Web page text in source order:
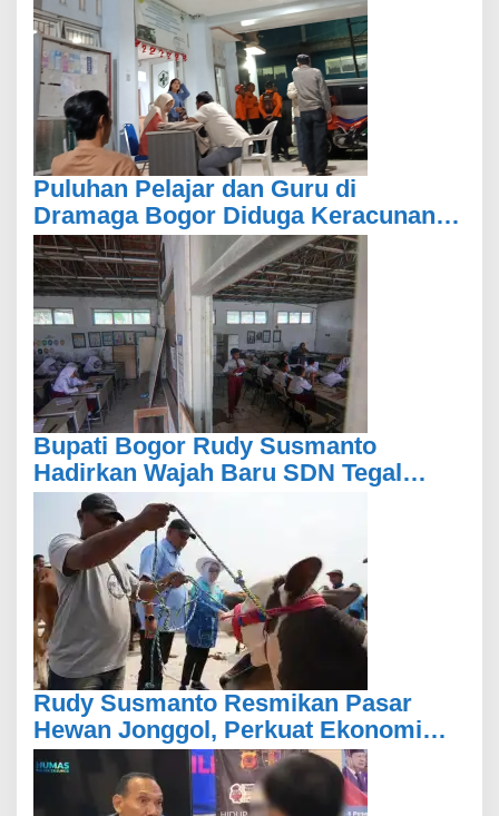
Puluhan Pelajar dan Guru di
Dramaga Bogor Diduga Keracunan
Usai Santap Menu MBG
Bupati Bogor Rudy Susmanto
Hadirkan Wajah Baru SDN Tegal
Benteng, Setelah 11 Tahun Tak
Tersentuh Pembangunan
Rudy Susmanto Resmikan Pasar
Hewan Jonggol, Perkuat Ekonomi
Peternakan dan Dukung
Pengembangan Bogor Timur